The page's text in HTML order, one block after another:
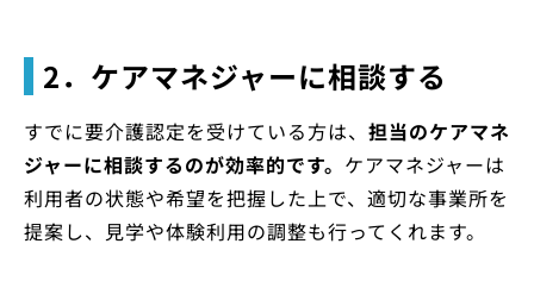
2．ケアマネジャーに相談する
すでに要介護認定を受けている方は、 担当のケアマネ
ジャーに相談するのが効率的です。 ケアマネジャーは
利用者の状態や希望を把握した上で、適切な事業所を
提案し、見学や体験利用の調整も行ってくれます。